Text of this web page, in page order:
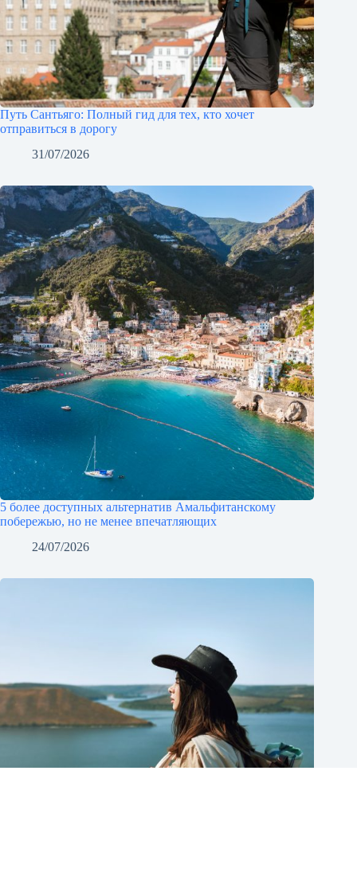
Путь Сантьяго: Полный гид для тех, кто хочет
отправиться в дорогу
31/07/2026
5 более доступных альтернатив Амальфитанскому
побережью, но не менее впечатляющих
24/07/2026